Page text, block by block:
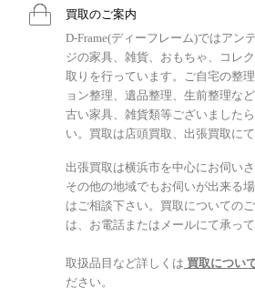
買取のご案内
D-Frame(ディーフレーム)ではアン
ジの家具、雑貨、おもちゃ、コレ
取りを行っています。ご自宅の整
ョン整理、遺品整理、生前整理な
古い家具、雑貨類等ございました
い。買取は店頭買取、出張買取にて
出張買取は横浜市を中心にお伺い
その他の地域でもお伺いが出来る
はご相談下さい。買取についての
は、お電話またはメールにて承って
取扱品目など詳しくは 買取につい
ださい。